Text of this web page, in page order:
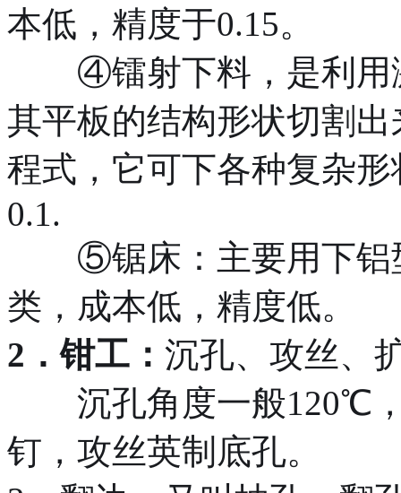
本低，精度于0.15。
④镭射下料，是利用
其平板的结构形状切割
程式，它可下各种复杂
0.1.
⑤锯床：主要用下铝
类，成本低，精度低。
2．钳工： 沉孔、攻丝、
沉孔角度一般120℃，
钉，攻丝英制底孔。